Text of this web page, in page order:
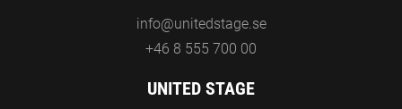
info@unitedstage.se
+46 8 555 700 00
UNITED STAGE